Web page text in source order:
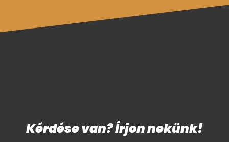
Kérdése van? Írjon nekünk!